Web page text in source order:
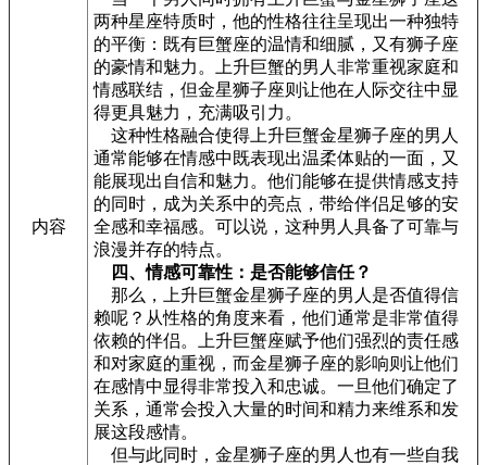
内容
两种星座特质时，他的性格往往呈现出一种独特
的平衡：既有巨蟹座的温情和细腻，又有狮子座
的豪情和魅力。上升巨蟹的男人非常重视家庭和
情感联结，但金星狮子座则让他在人际交往中显
得更具魅力，充满吸引力。
这种性格融合使得上升巨蟹金星狮子座的男人
通常能够在情感中既表现出温柔体贴的一面，又
能展现出自信和魅力。他们能够在提供情感支持
的同时，成为关系中的亮点，带给伴侣足够的安
全感和幸福感。可以说，这种男人具备了可靠与
浪漫并存的特点。
四、情感可靠性：是否能够信任？
那么，上升巨蟹金星狮子座的男人是否值得信
赖呢？从性格的角度来看，他们通常是非常值得
依赖的伴侣。上升巨蟹座赋予他们强烈的责任感
和对家庭的重视，而金星狮子座的影响则让他们
在感情中显得非常投入和忠诚。一旦他们确定了
关系，通常会投入大量的时间和精力来维系和发
展这段感情。
但与此同时，金星狮子座的男人也有一些自我